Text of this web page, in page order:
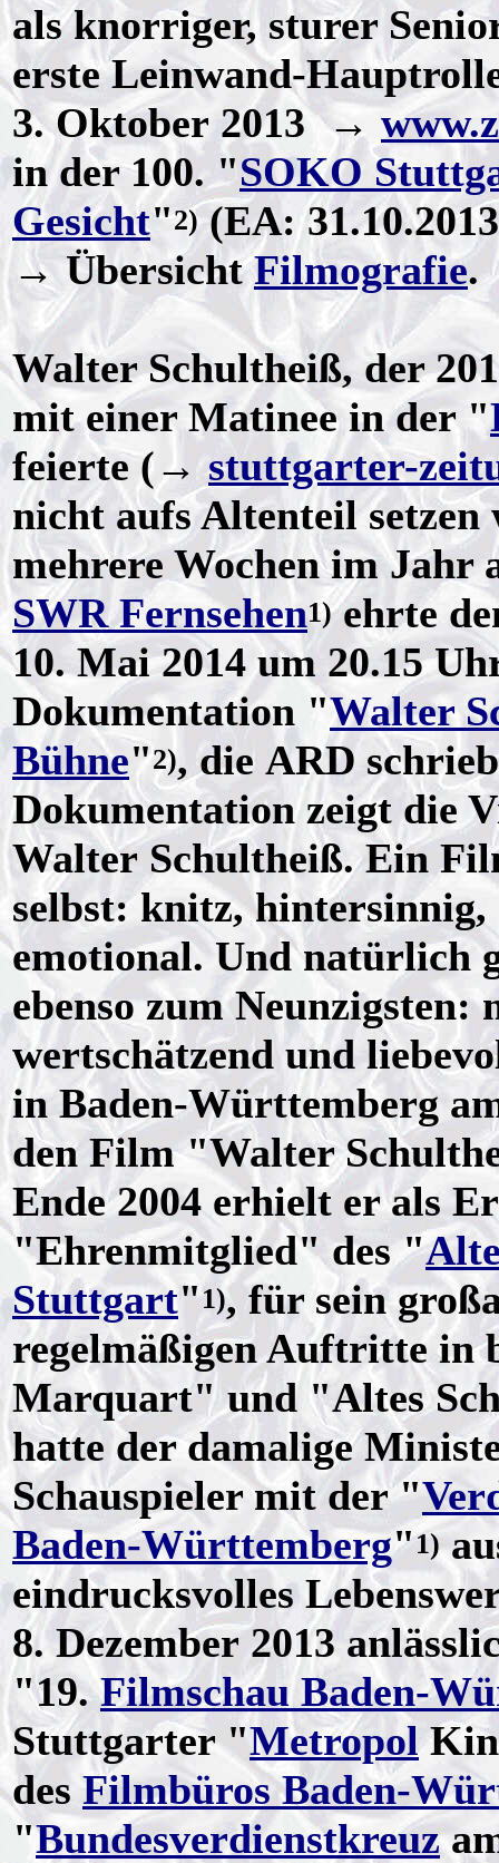
als knorriger, sturer
erste Leinwand-
3. Oktober 2013 →
in der 100. "SOKO
Gesicht"2)(EA:
→ ÜbersichtFilmografie.
Walter Schultheiß, der
mit einer Matinee in der "
feierte (→stuttgarter-
nicht aufs Altenteil
mehrere Wochen im Jahr
SWR Fernsehen1)ehrte
10. Mai 2014 um 20.15
Dokumentation "Walter
Bühne"2), die ARD
Dokumentation zeigt die
Walter Schultheiß. Ein
selbst: knitz,
emotional. Und natürlich
ebenso zum
wertschätzend und
in Baden-Württemberg
den Film "Walter
Ende 2004 erhielt er als
"Ehrenmitglied" des "
Stuttgart"1), für sein
regelmäßigen Auftritte in
Marquart" und "Altes
hatte der damalige
Schauspieler mit der "
Baden-Württemberg"1)
eindrucksvolles
8. Dezember 2013
"19.Filmschau Baden-
Stuttgarter "Metropol
desFilmbüros Baden-
"Bundesverdienstkreuz